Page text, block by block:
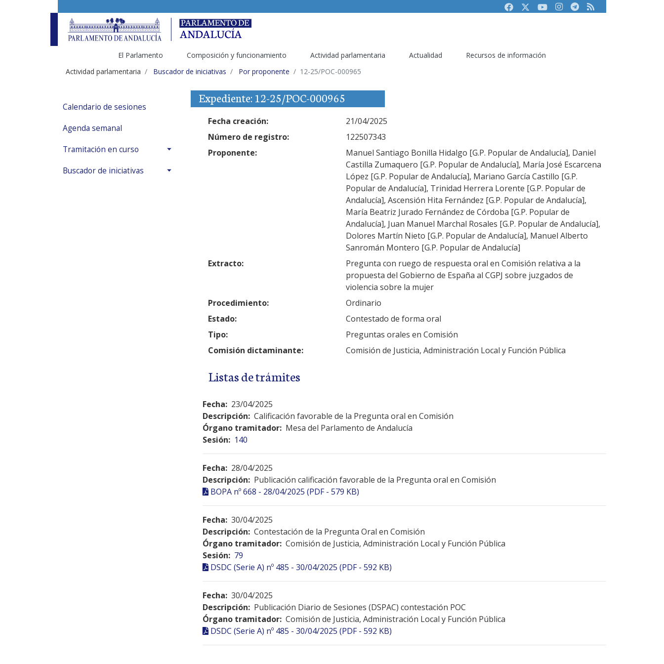
FacebookTwitterYoutubeInstagram
Telegram
RSS
El Parlamento Composición y funcionamiento Actividad parlamentaria Actualidad
Recursos de información
Actividad parlamentaria
Buscador de iniciativas Por proponente 12-25/POC-000965
Calendario de sesiones
Agenda semanal
Tramitación en curso
Buscador de iniciativas
Expediente: 12-25/POC-000965
Fecha creación:
21/04/2025
Número de registro:
122507343
Proponente:
Manuel Santiago Bonilla Hidalgo [G.P. Popular de Andalucía], Daniel
Castilla Zumaquero [G.P. Popular de Andalucía], María José Escarcena
López [G.P. Popular de Andalucía], Mariano García Castillo [G.P.
Popular de Andalucía], Trinidad Herrera Lorente [G.P. Popular de
Andalucía], Ascensión Hita Fernández [G.P. Popular de Andalucía],
María Beatriz Jurado Fernández de Córdoba [G.P. Popular de
Andalucía], Juan Manuel Marchal Rosales [G.P. Popular de Andalucía],
Dolores Martín Nieto [G.P. Popular de Andalucía], Manuel Alberto
Sanromán Montero [G.P. Popular de Andalucía]
Extracto:
Pregunta con ruego de respuesta oral en Comisión relativa a la
propuesta del Gobierno de España al CGPJ sobre juzgados de
violencia sobre la mujer
Procedimiento:
Ordinario
Estado:
Contestado de forma oral
Tipo:
Preguntas orales en Comisión
Comisión dictaminante:
Comisión de Justicia, Administración Local y Función Pública
Listas de trámites
Fecha: 23/04/2025
Descripción: Calificación favorable de la Pregunta oral en Comisión
Órgano tramitador: Mesa del Parlamento de Andalucía
Sesión: 140
Fecha: 28/04/2025
Descripción: Publicación calificación favorable de la Pregunta oral en Comisión
BOPA nº 668 - 28/04/2025 (PDF - 579 KB)
Fecha: 30/04/2025
Descripción: Contestación de la Pregunta Oral en Comisión
Órgano tramitador: Comisión de Justicia, Administración Local y Función Pública
Sesión: 79
DSDC (Serie A) nº 485 - 30/04/2025 (PDF - 592 KB)
Fecha: 30/04/2025
Descripción: Publicación Diario de Sesiones (DSPAC) contestación POC
Órgano tramitador: Comisión de Justicia, Administración Local y Función Pública
DSDC (Serie A) nº 485 - 30/04/2025 (PDF - 592 KB)